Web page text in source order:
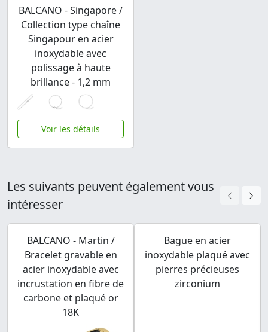
BALCANO - Singapore /
Collection type chaîne
Singapour en acier
inoxydable avec
polissage à haute
brillance - 1,2 mm
Voir les détails
Les suivants peuvent également vous
intéresser
BALCANO - Martin /
Bracelet gravable en
acier inoxydable avec
incrustation en fibre de
carbone et plaqué or
18K
Bague en acier
inoxydable plaqué avec
pierres précieuses
zirconium